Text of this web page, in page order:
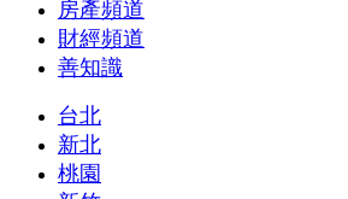
房產頻道
財經頻道
善知識
台北
新北
桃園